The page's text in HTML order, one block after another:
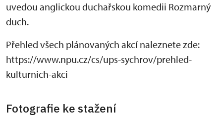
uvedou anglickou duchařskou komedii Rozmarný
duch.
Přehled všech plánovaných akcí naleznete zde:
https://www.npu.cz/cs/ups-sychrov/prehled-
kulturnich-akci
Fotografie ke stažení